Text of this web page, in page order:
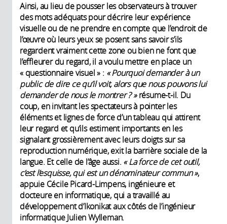
Ainsi, au lieu de pousser les observateurs à trouver
des mots adéquats pour décrire leur expérience
visuelle ou de ne prendre en compte que l’endroit de
l’œuvre où leurs yeux se posent sans savoir s’ils
regardent vraiment cette zone ou bien ne font que
l’effleurer du regard, il a voulu mettre en place un
« questionnaire visuel » : « Pourquoi demander à un
public de dire ce qu’il voit, alors que nous pouvons lui
demander de nous le montrer ? »résume-t-il. Du
coup, en invitant les spectateurs à pointer les
éléments et lignes de force d’un tableau qui attirent
leur regard et qu’ils estiment importants en les
signalant grossièrement avec leurs doigts sur sa
reproduction numérique, exit la barrière sociale de la
langue. Et celle de l’âge aussi. « La force de cet outil,
c’est l’esquisse, qui est un dénominateur commun »,
appuie Cécile Picard-Limpens, ingénieure et
docteure en informatique, qui a travaillé au
développement d’Ikonikat aux côtés de l’ingénieur
informatique Julien Wylleman.